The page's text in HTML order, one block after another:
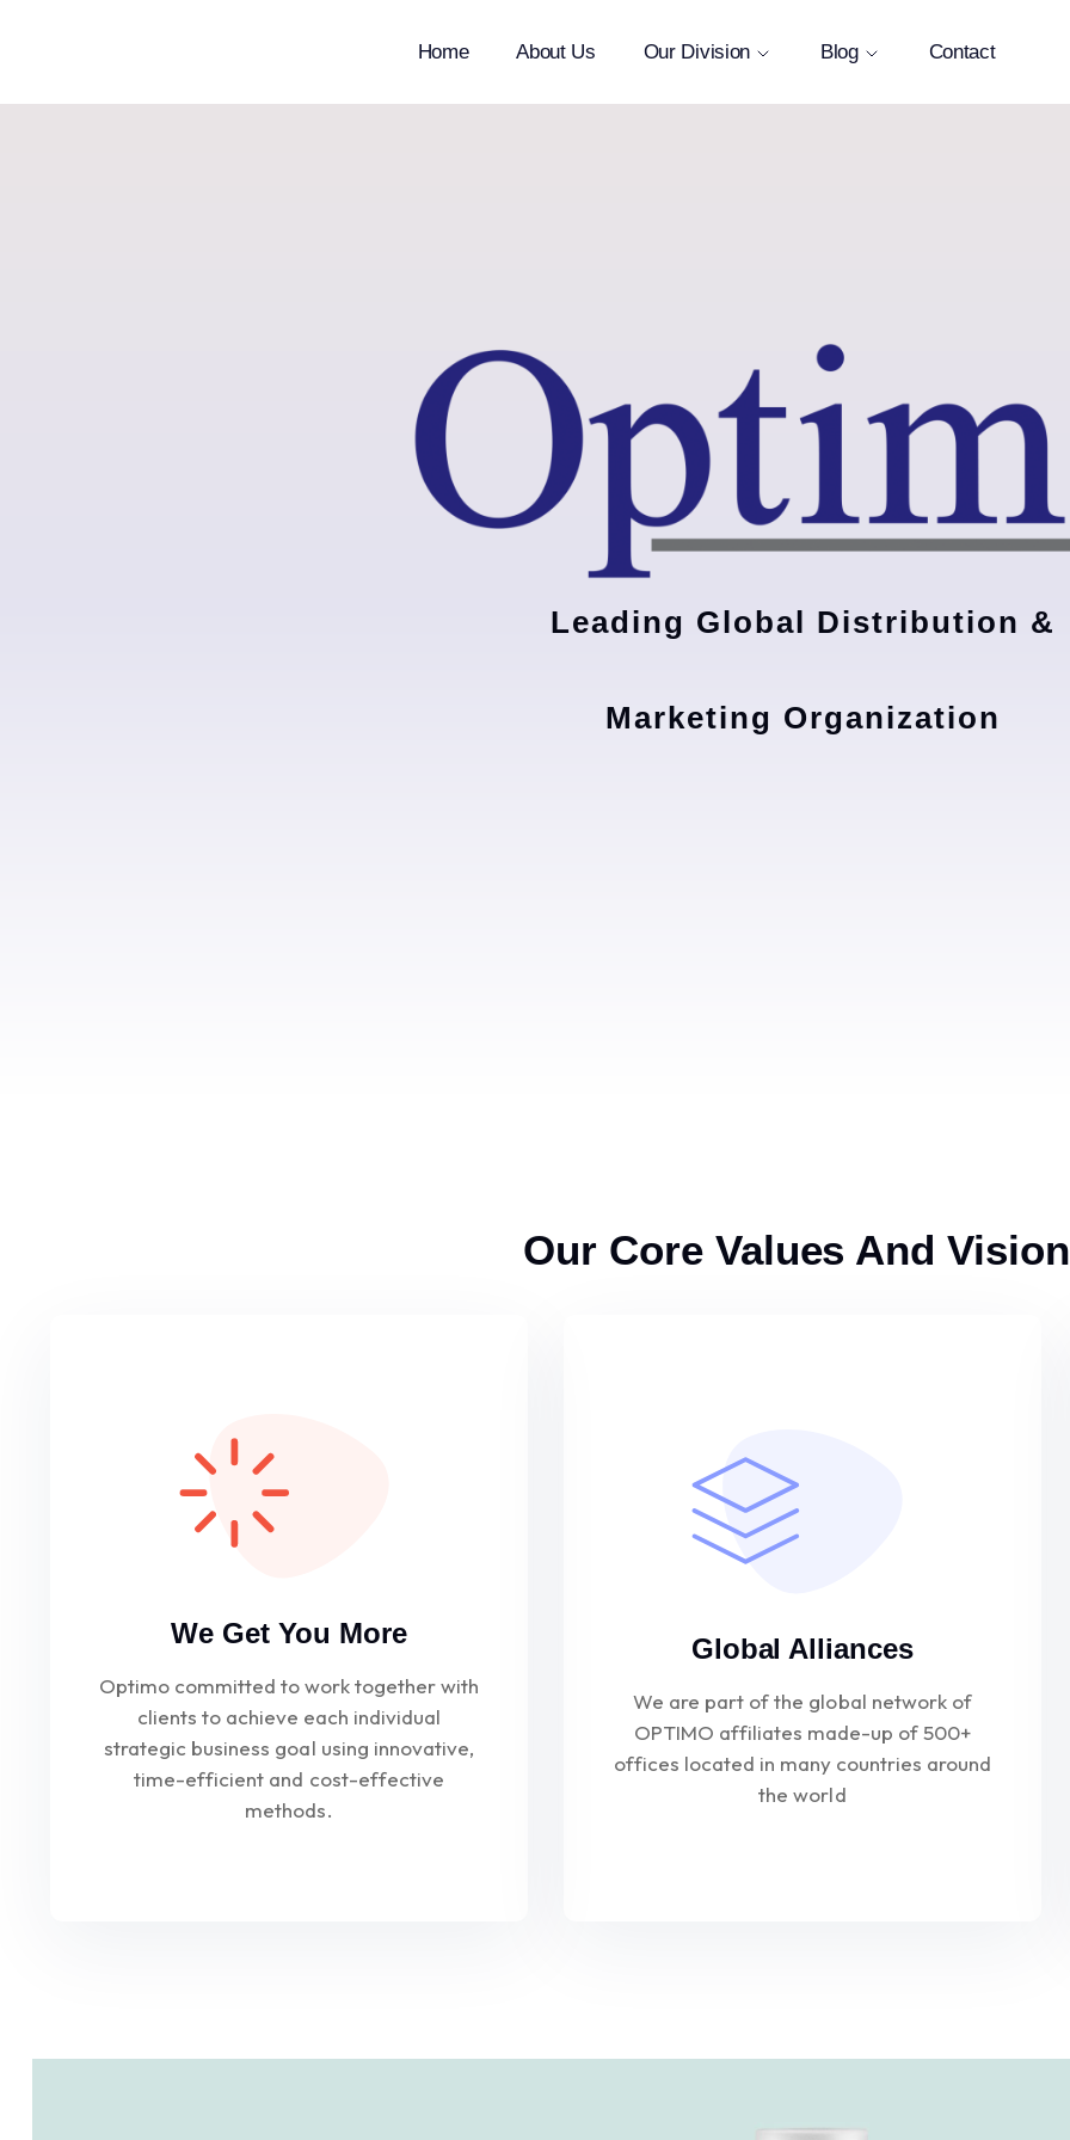
Home About Us Our Division Blog Contact
Leading Global Distribution &
Marketing Organization
Our Core Values And
We Get You More
Optimo committed to work together with
clients to achieve each individual
strategic business goal using innovative,
time-efficient and cost-effective
methods.
Global Alliances
We are part of the global network of
OPTIMO affiliates made-up of 500+
offices located in many countries around
the world